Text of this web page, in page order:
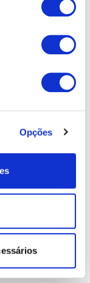
Opções